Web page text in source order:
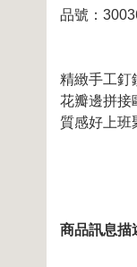
品號：
精緻手工釘
花瓣邊拼接
質感好上班
商品訊息描